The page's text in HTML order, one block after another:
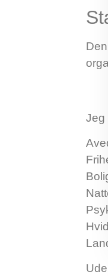
Jeg